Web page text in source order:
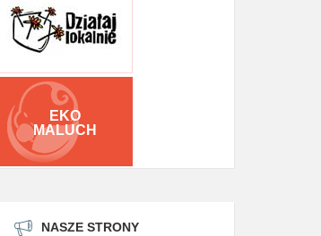
EKO
MALUCH
NASZE STRONY